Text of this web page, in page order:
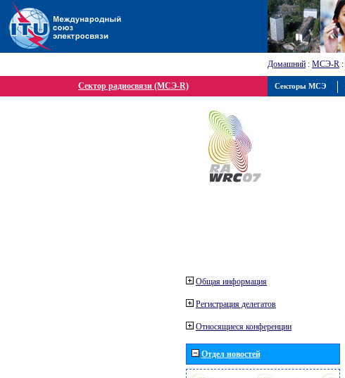
Домашний : МСЭ-R :
Сектор радиосвязи (МСЭ-R)
Общая информация
Регистрация делегатов
Относящиеся конференции
Отдел новостей
Секторы МСЭ